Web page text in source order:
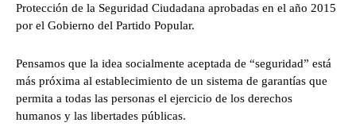
Protección de la Seguridad Ciudadana aprobadas en el año 2015
por el Gobierno del Partido Popular.
Pensamos que la idea socialmente aceptada de “seguridad” está
más próxima al establecimiento de un sistema de garantías que
permita a todas las personas el ejercicio de los derechos
humanos y las libertades públicas.